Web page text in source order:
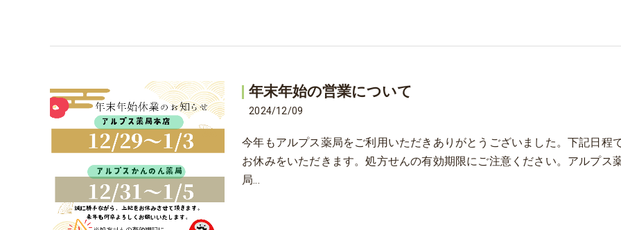
年末年始の営業について
2024/12/09
今年もアルプス薬局をご利用いただきありがとうございました。下記日程
お休みをいただきます。処方せんの有効期限にご注意ください。アルプス
局…